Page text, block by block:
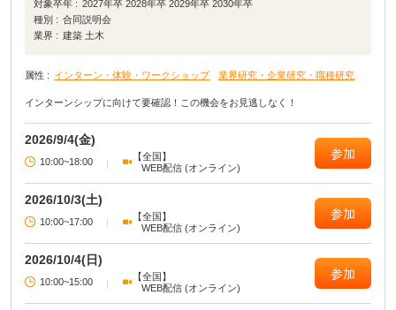
対象卒年 : 2027年卒 2028年卒 2029年卒 2030年卒
種別 : 合同説明会
業界 : 建築 土木
属性 : インターン・体験・ワークショップ 業界研究・企業研究・職種研究
インターンシップに向けて要確認！この機会をお見逃しなく！
2026/9/4(金)
10:00~18:00 |
【全国】
WEB配信 (オンライン)
参加
2026/10/3(土)
10:00~17:00 |
【全国】
WEB配信 (オンライン)
参加
2026/10/4(日)
10:00~15:00 |
【全国】
WEB配信 (オンライン)
参加